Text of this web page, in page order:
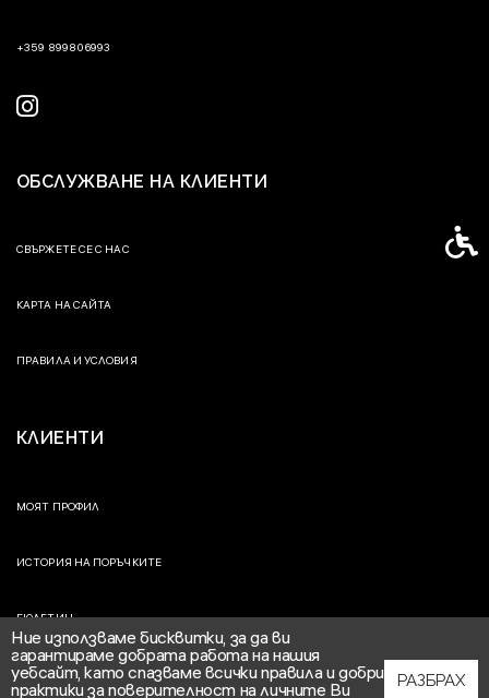
Ние използваме бисквитки, за да ви
гарантираме добрата работа на нашия
уебсайт, като спазваме всички правила и добри
практики за поверителност на личните Ви
РАЗБРАХ
+359 899806993
ОБСЛУЖВАНЕ НА КЛИЕНТИ
СВЪРЖЕТЕ СЕ С НАС
КАРТА НА САЙТА
ПРАВИЛА И УСЛОВИЯ
КЛИЕНТИ
МОЯТ ПРОФИЛ
ИСТОРИЯ НА ПОРЪЧКИТЕ
БЮЛЕТИН